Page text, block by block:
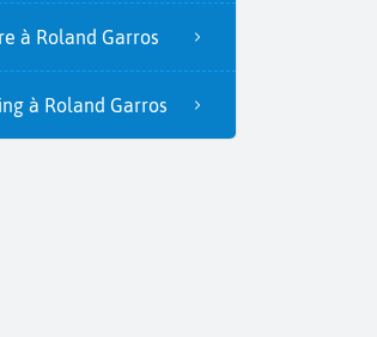
à Roland Garros
à Roland Garros